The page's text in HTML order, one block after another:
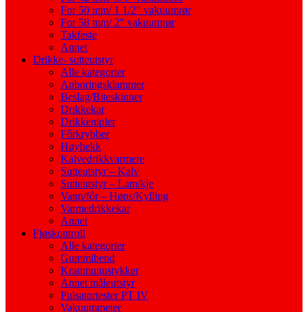
For 50 mm/ 1 1/2″ vakuumrør
For 58 mm/ 2″ vakuumrør
Takfeste
Annet
Drikke- sutteutstyr
Alle kategorier
Anboringsklammer
Beslag/Biteskinner
Drikkekar
Drikkenipler
Fôrkrybber
Høyhekk
Kalvedrikkvarmere
Sutteutstyr – Kalv
Sutteutstyr – Lam/kje
Vann/fôr – Høns/Kylling
Varmedrikkekar
Annet
Fjøskontroll
Alle kategorier
Gummibend
Kranmunnstykker
Annet måleutstyr
Pulsatortester PT IV
Vakuummeter